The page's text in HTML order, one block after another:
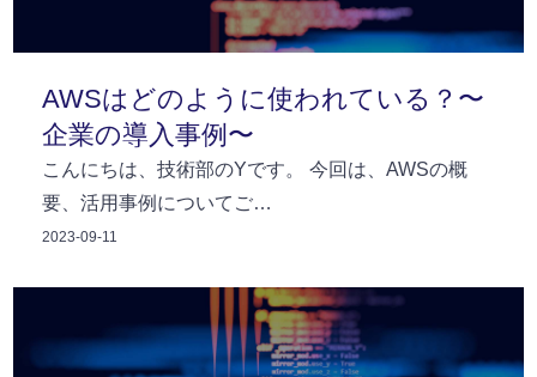
AWSはどのように使われている？〜
企業の導入事例〜
こんにちは、技術部のYです。 今回は、AWSの概
要、活用事例についてご…
2023-09-11